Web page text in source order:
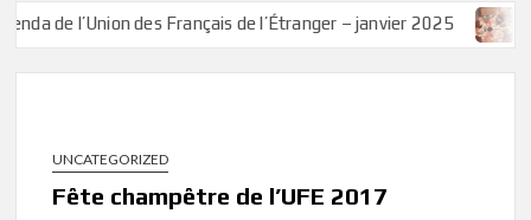
de l’Union des Français de l’Étranger – janvier 2025
UNCATEGORIZED
Fête champêtre de l’UFE 2017